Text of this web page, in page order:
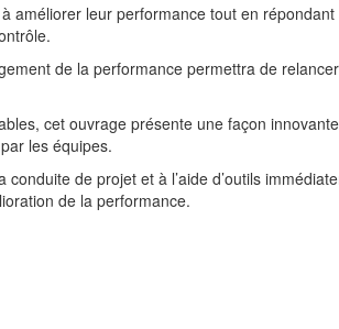
améliorer leur performance tout en
de la performance permettra de
cet ouvrage présente une façon
les équipes.
de projet et à l’aide d’outils
de la performance.